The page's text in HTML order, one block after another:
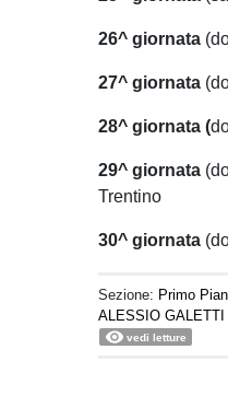
26^ giornata
27^ giornata
28^ giornata (
29^ giornata
Trentino
30^ giornata
Sezione: Primo
ALESSIO GALETTI
vedi letture